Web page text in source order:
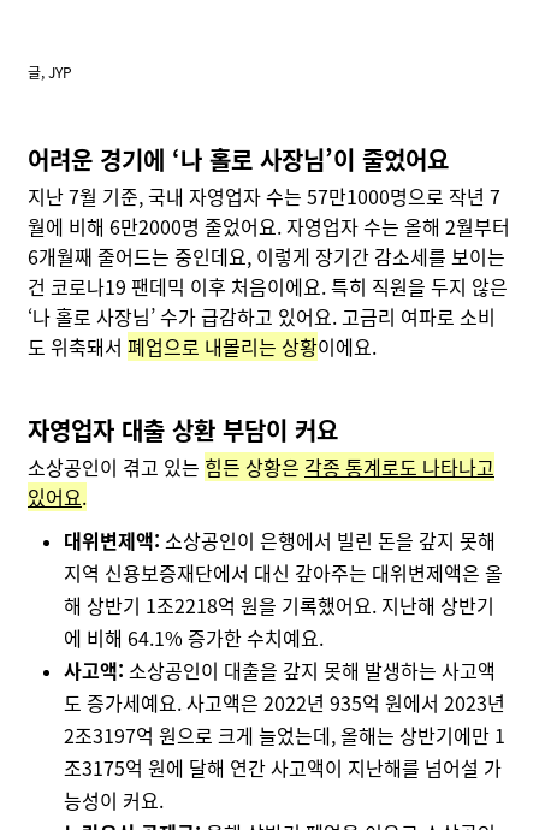
글,JYP
어려운 경기에 ‘나 홀로 사장님’이 줄었어요
지난 7월 기준, 국내 자영업자 수는 57만1000명으로 작년 7
월에 비해 6만2000명 줄었어요. 자영업자 수는 올해 2월부터
6개월째 줄어드는 중인데요, 이렇게 장기간 감소세를 보이는
건 코로나19 팬데믹 이후 처음이에요. 특히 직원을 두지 않은
‘나 홀로 사장님’ 수가 급감하고 있어요. 고금리 여파로 소비
도 위축돼서 폐업으로 내몰리는 상황이에요.
자영업자 대출 상환 부담이 커요
소상공인이 겪고 있는 힘든 상황은 각종 통계로도 나타나고
있어요.
대위변제액: 소상공인이 은행에서 빌린 돈을 갚지 못해
지역 신용보증재단에서 대신 갚아주는 대위변제액은 올
해 상반기 1조2218억 원을 기록했어요. 지난해 상반기
에 비해 64.1% 증가한 수치예요.
사고액: 소상공인이 대출을 갚지 못해 발생하는 사고액
도 증가세예요. 사고액은 2022년 935억 원에서 2023년
2조3197억 원으로 크게 늘었는데, 올해는 상반기에만 1
조3175억 원에 달해 연간 사고액이 지난해를 넘어설 가
능성이 커요.